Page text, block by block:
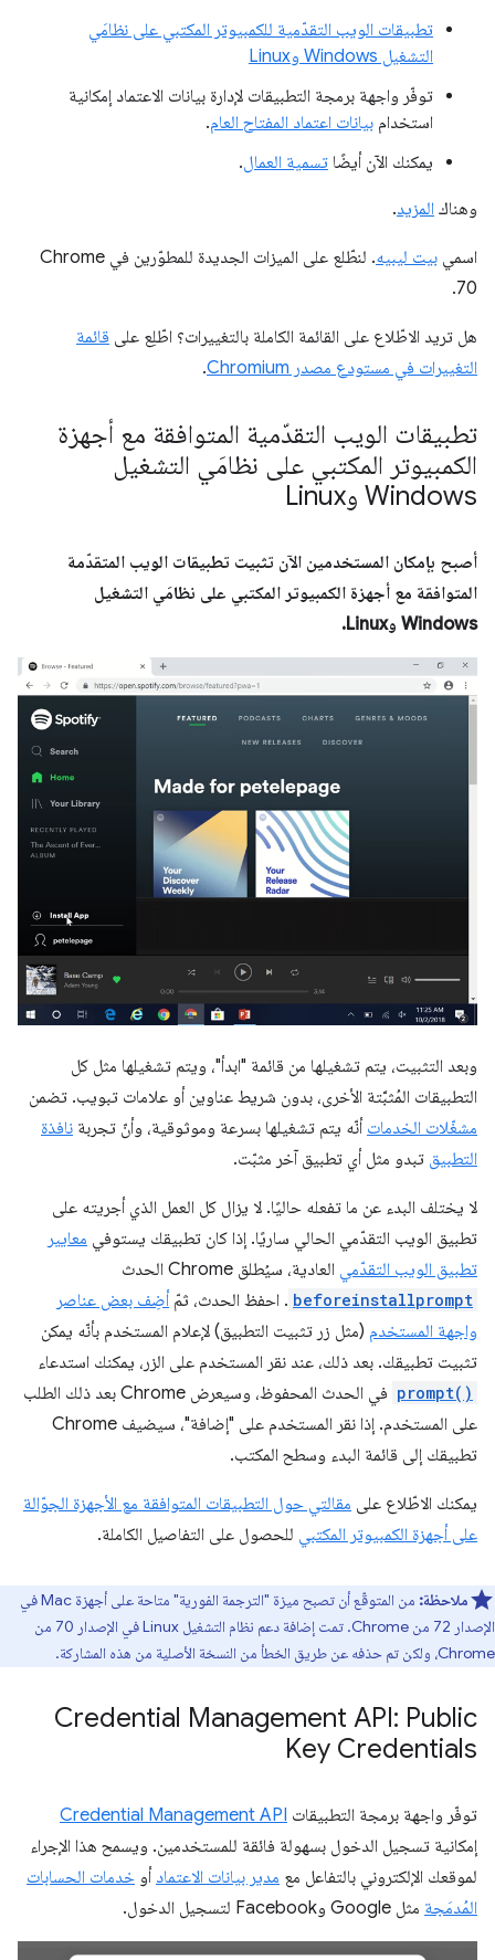
تطبيقات الويب التقدّمية للكمبيوتر المكتبي على نظامَي
التشغيل Windows وLinux
توفّر واجهة برمجة التطبيقات لإدارة بيانات الاعتماد إمكانية
استخدام بيانات اعتماد المفتاح العام.
يمكنك الآن أيضًا تسمية العمال.
وهناك المزيد.
اسمي بيت ليبيه
. لنطّلع على الميزات الجديدة للمطوّرين في Chrome
70.
هل تريد الاطّلاع على القائمة الكاملة بالتغييرات؟ اطّلِع على قائمة
التغييرات في مستودع مصدر Chromium
.
تطبيقات الويب التقدّمية المتوافقة مع أجهزة
الكمبيوتر المكتبي على نظامَي التشغيل
Windows وLinux
أصبح بإمكان المستخدمين الآن تثبيت تطبيقات الويب المتقدّمة
المتوافقة مع أجهزة الكمبيوتر المكتبي على نظامَي التشغيل
Windows وLinux.
وبعد التثبيت، يتم تشغيلها من قائمة "ابدأ"، ويتم تشغيلها مثل كل
التطبيقات المُثبَّتة الأخرى، بدون شريط عناوين أو علامات تبويب. تضمن
مشغّلات الخدمات أنّه يتم تشغيلها بسرعة وموثوقية، وأنّ تجربة نافذة
التطبيق تبدو مثل أي تطبيق آخر مثبّت.
لا يختلف البدء عن ما تفعله حاليًا. لا يزال كل العمل الذي أجريته على
تطبيق الويب التقدّمي الحالي ساريًا. إذا كان تطبيقك يستوفي معايير
تطبيق الويب التقدّمي العادية، سيُطلق Chrome الحدث
beforeinstallprompt . احفظ الحدث، ثمّأضِف بعض عناصر
واجهة المستخدم (مثل زر تثبيت التطبيق) لإعلام المستخدم بأنّه يمكن
تثبيت تطبيقك. بعد ذلك، عند نقر المستخدم على الزر، يمكنك استدعاء
prompt()
في الحدث المحفوظ، وسيعرض Chrome بعد ذلك الطلب
على المستخدم. إذا نقر المستخدم على "إضافة"، سيضيف Chrome
تطبيقك إلى قائمة البدء وسطح المكتب.
يمكنك الاطّلاع على مقالتي حول التطبيقات المتوافقة مع الأجهزة الجوّالة
على أجهزة الكمبيوتر المكتبي للحصول على التفاصيل الكاملة.
ملاحظة:
من المتوقّع أن تصبح ميزة "الترجمة الفورية" متاحة على أجهزة Mac في
الإصدار 72 من Chrome. تمت إضافة دعم نظام التشغيل Linux في الإصدار 70 من
Chrome، ولكن تم حذفه عن طريق الخطأ من النسخة الأصلية من هذه المشاركة.
Credential Management API: Public
Key Credentials
توفّر واجهة برمجة التطبيقات Credential Management API
إمكانية تسجيل الدخول بسهولة فائقة للمستخدمين. ويسمح هذا الإجراء
لموقعك الإلكتروني بالتفاعل مع مدير بيانات الاعتماد أو خدمات الحسابات
المُدمَجة مثل Google وFacebook لتسجيل الدخول.